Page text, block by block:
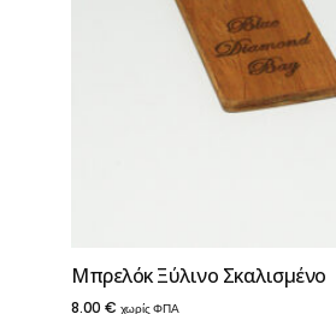
Μπρελόκ Ξύλινο Σκαλισμένο
8.00 € χωρίς ΦΠΑ